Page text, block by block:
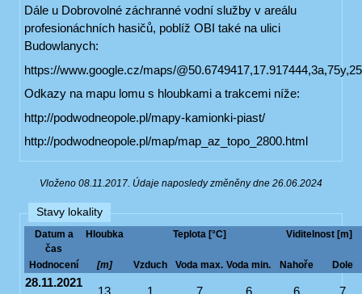
Dále u Dobrovolné záchranné vodní služby v areálu
profesionáchních hasičů, poblíž OBI také na ulici
Budowlanych:
https://www.google.cz/maps/
Odkazy na mapu lomu s hloubkami a trakcemi níže:
http://podwodneopole.pl/mapy-kamionki-piast/
http://podwodneopole.pl/map/map_az_topo_2800.html
Vloženo 08.11.2017. Údaje naposledy změněny dne 26.06.2024
Stavy lokality
Datum a
čas
Hloubka Teplota [°C] Viditelnost [m]
Hodnocení [m] Vzduch Voda max. Voda min. Nahoře Dole
28.11.2021
13 1 7 6 6 7